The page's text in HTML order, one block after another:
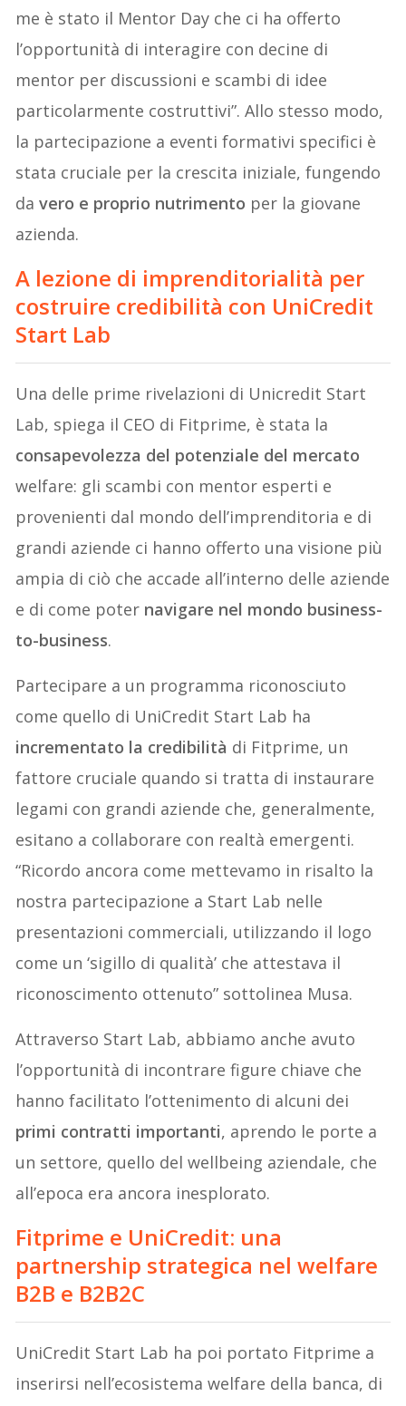
me è stato il Mentor Day che ci ha offerto
l’opportunità di interagire con decine di
mentor per discussioni e scambi di idee
particolarmente costruttivi”. Allo stesso modo,
la partecipazione a eventi formativi specifici è
stata cruciale per la crescita iniziale, fungendo
davero e proprio nutrimento per la giovane
azienda.
A lezione di imprenditorialità per
costruire credibilità con UniCredit
Start Lab
Una delle prime rivelazioni di Unicredit Start
Lab, spiega il CEO di Fitprime, è stata la
consapevolezza del potenziale del mercato
welfare: gli scambi con mentor esperti e
provenienti dal mondo dell’imprenditoria e di
grandi aziende ci hanno offerto una visione più
ampia di ciò che accade all’interno delle aziende
e di come poter navigare nel mondo business-
to-business.
Partecipare a un programma riconosciuto
come quello di UniCredit Start Lab ha
incrementato la credibilità di Fitprime, un
fattore cruciale quando si tratta di instaurare
legami con grandi aziende che, generalmente,
esitano a collaborare con realtà emergenti.
“Ricordo ancora come mettevamo in risalto la
nostra partecipazione a Start Lab nelle
presentazioni commerciali, utilizzando il logo
come un ‘sigillo di qualità’ che attestava il
riconoscimento ottenuto” sottolinea Musa.
Attraverso Start Lab, abbiamo anche avuto
l’opportunità di incontrare figure chiave che
hanno facilitato l’ottenimento di alcuni dei
primi contratti importanti, aprendo le porte a
un settore, quello del wellbeing aziendale, che
all’epoca era ancora inesplorato.
Fitprime e UniCredit: una
partnership strategica nel welfare
B2B e B2B2C
UniCredit Start Lab ha poi portato Fitprime a
inserirsi nell’ecosistema welfare della banca, di